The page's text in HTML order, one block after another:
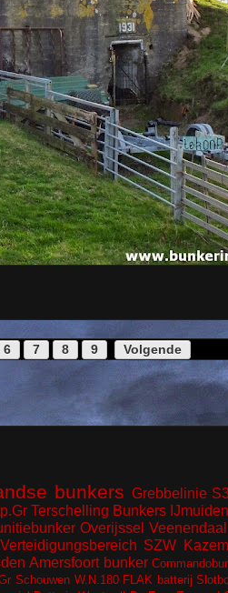
6 7 8 9 Volgende
bunkers Grebbelinie
Terschelling Bunkers IJmuiden
Overijssel Veenendaal
Verteidigungsbereich SZW
Amersfoort bunker
Schouwen W.N.180 FLAK batterij